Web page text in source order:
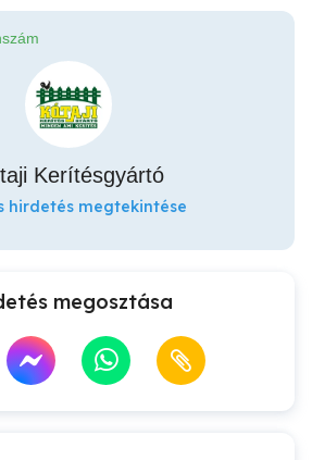
Kerítésgyártó
hirdetés megtekintése
megosztása